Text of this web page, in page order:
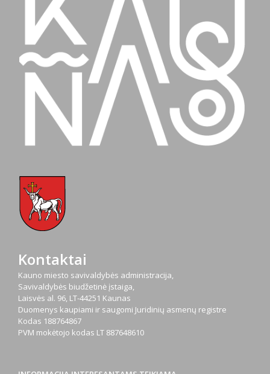
Kontaktai
Kauno miesto savivaldybės administracija,
Savivaldybės biudžetinė įstaiga,
Laisvės al. 96, LT-44251 Kaunas
Duomenys kaupiami ir saugomi Juridinių asmenų registre
Kodas 188764867
PVM mokėtojo kodas LT 887648610